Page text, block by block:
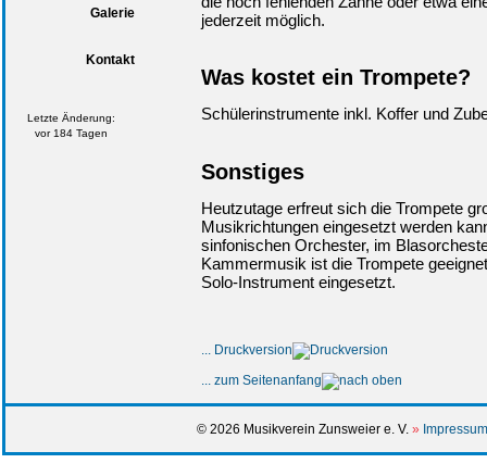
Galerie
Kontakt
Letzte Änderung:
vor 184 Tagen
jederzeit möglich.
Was kostet ein Trompete?
Schülerinstrumente inkl. Koffer und
Sonstiges
Heutzutage erfreut sich die Trompete
Musikrichtungen eingesetzt werden
sinfonischen Orchester, im
Kammermusik ist die Trompete
Solo-Instrument eingesetzt.
... Druckversion
... zum Seitenanfang
© 2026 Musikverein Zunsweier e. V. »